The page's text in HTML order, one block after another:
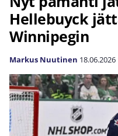
Hellebuyck
Winnipegin
Markus Nuutinen 18.06.2026